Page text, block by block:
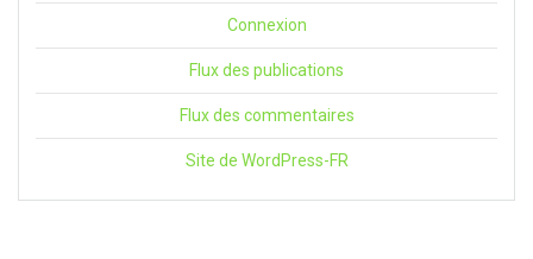
Connexion
Flux des publications
Flux des commentaires
Site de WordPress-FR